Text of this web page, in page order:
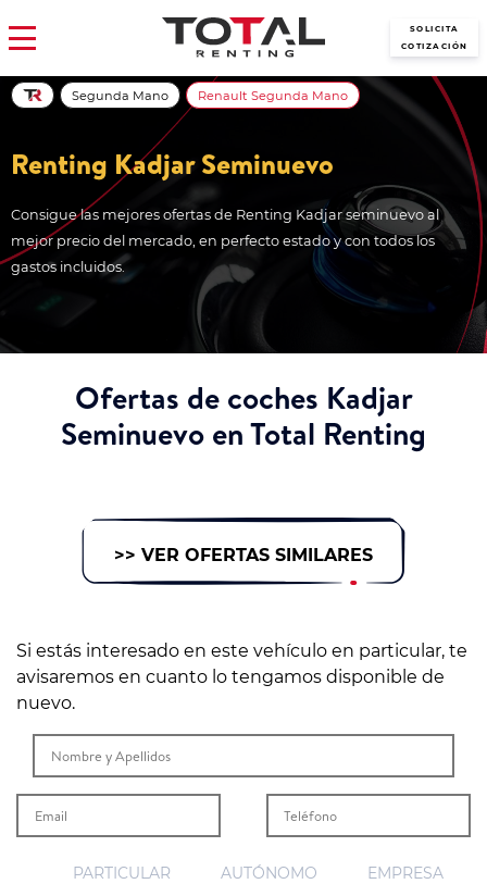
SOLICITA
COTIZACIÓN
Renting Kadjar Seminuevo
Consigue las mejores ofertas de Renting Kadjar seminuevo al
mejor precio del mercado, en perfecto estado y con todos los
gastos incluidos.
Segunda Mano Renault Segunda Mano
Ofertas de coches Kadjar
Seminuevo en Total Renting
>> VER OFERTAS SIMILARES
Si estás interesado en este vehículo en particular, te
avisaremos en cuanto lo tengamos disponible de
nuevo.
PARTICULAR AUTÓNOMO EMPRESA